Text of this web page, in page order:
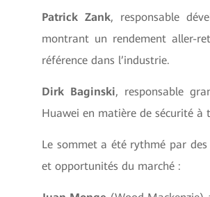
Patrick Zank, responsable
montrant un rendement aller-
référence dans l’industrie.
Dirk Baginski, responsable
Huawei en matière de sécurité à
Le sommet a été rythmé par
et opportunités du marché :